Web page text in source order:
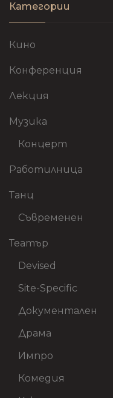
Категории
Кино
Конференция
Лекция
Музика
Концерт
Работилница
Танц
Съвременен
Театър
Devised
Site-Specific
Документален
Драма
Импро
Комедия